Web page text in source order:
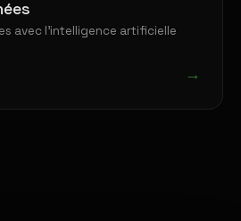
avec l'intelligence artificielle
→